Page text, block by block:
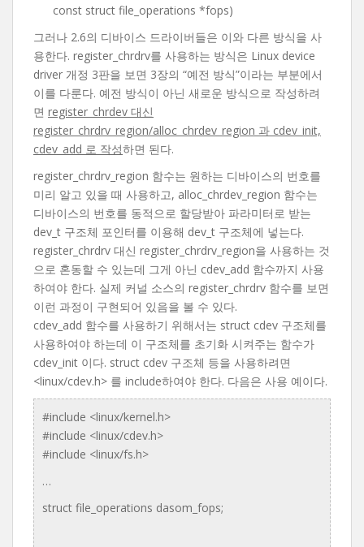
const struct file_operations *fops)
그러나 2.6의 디바이스 드라이버들은 이와 다른 방식을 사
용한다. register_chrdrv를 사용하는 방식은 Linux device
driver 개정 3판을 보면 3장의 “예전 방식”이라는 부분에서
이를 다룬다. 예전 방식이 아닌 새로운 방식으로 작성하려
면 register_chrdev 대신
register_chrdrv_region/alloc_chrdev_region 과 cdev_init,
cdev_add 로 작성하면 된다.
register_chrdrv_region 함수는 원하는 디바이스의 번호를
미리 알고 있을 때 사용하고, alloc_chrdev_region 함수는
디바이스의 번호를 동적으로 할당받아 파라미터로 받는
dev_t 구조체 포인터를 이용해 dev_t 구조체에 넣는다.
register_chrdrv 대신 register_chrdrv_region을 사용하는 것
으로 혼동할 수 있는데 그게 아닌 cdev_add 함수까지 사용
하여야 한다. 실제 커널 소스의 register_chrdrv 함수를 보면
이런 과정이 구현되어 있음을 볼 수 있다.
cdev_add 함수를 사용하기 위해서는 struct cdev 구조체를
사용하여야 하는데 이 구조체를 초기화 시켜주는 함수가
cdev_init 이다. struct cdev 구조체 등을 사용하려면
<linux/cdev.h> 를 include하여야 한다. 다음은 사용 예이다.
#include <linux/kernel.h>
#include <linux/cdev.h>
#include <linux/fs.h>
…
struct file_operations dasom_fops;